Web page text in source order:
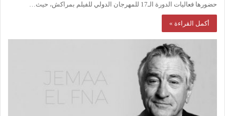
حضورها فعاليات الدورة الـ17 للمهرجان الدولي للفيلم بمراكش، حيث…
أكمل القراءة »